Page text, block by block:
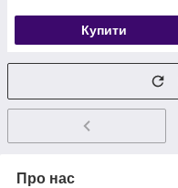
Купити
Про нас